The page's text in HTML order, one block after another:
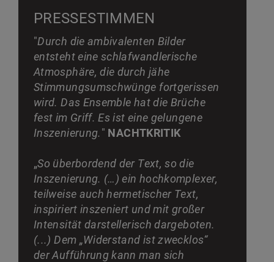
PRESSESTIMMEN
"Durch die ambivalenten Bilder
entsteht eine schlafwandlerische
Atmosphäre, die durch jähe
Stimmungsumschwünge fortgerissen
wird. Das Ensemble hat die Brüche
fest im Griff. Es ist eine gelungene
Inszenierung." NACHTKRITIK
„So überbordend der Text, so die
Inszenierung. (…) ein hochkomplexer,
teilweise auch hermetischer Text,
inspiriert inszeniert und mit großer
Intensität darstellerisch dargeboten.
(...) Dem „Widerstand ist zwecklos“
der Aufführung kann man sich